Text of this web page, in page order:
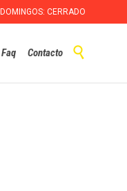
CERRADO
to
Faq Contacto 